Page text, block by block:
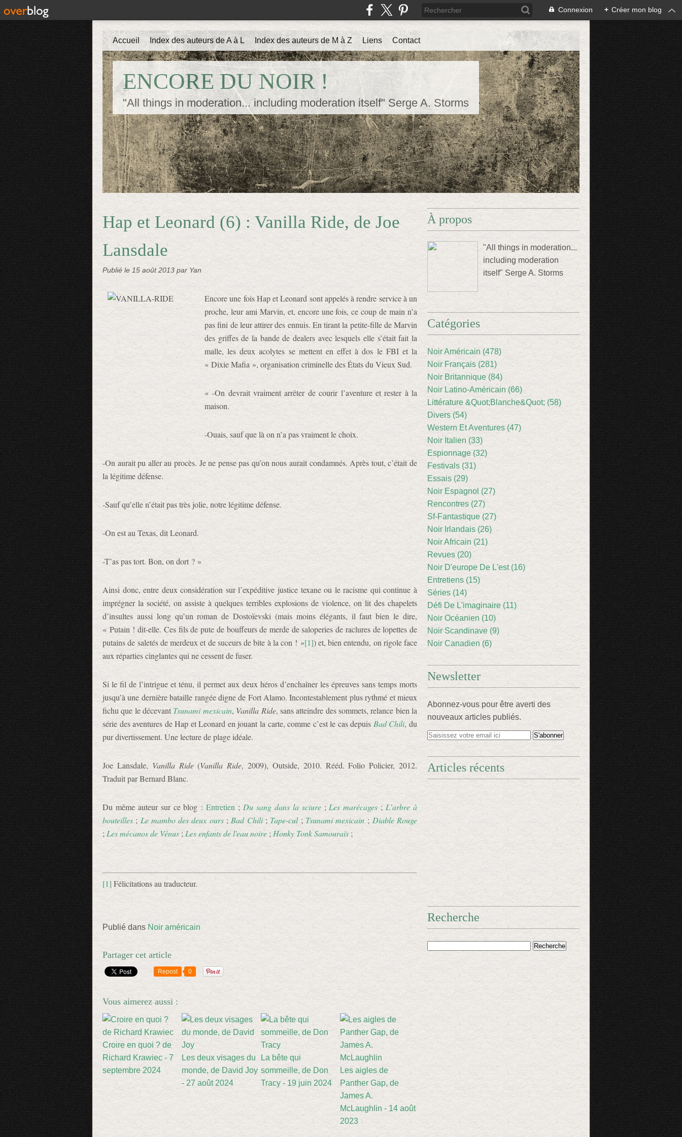
Connexion + Créer mon blog
ENCORE DU NOIR !
"All things in moderation... including moderation itself" Serge A. Storms
Accueil Index des auteurs de A à L Index des auteurs de M à Z Liens Contact
Hap et Leonard (6) : Vanilla Ride, de Joe
Lansdale
Publié le 15 août 2013 par Yan
Encore une fois Hap et Leonard sont appelés à rendre service à un
proche, leur ami Marvin, et, encore une fois, ce coup de main n’a
pas fini de leur attirer des ennuis. En tirant la petite-fille de Marvin
des griffes de la bande de dealers avec lesquels elle s’était fait la
malle, les deux acolytes se mettent en effet à dos le FBI et la
« Dixie Mafia », organisation criminelle des États du Vieux Sud.
« -On devrait vraiment arrêter de courir l’aventure et rester à la
maison.
-Ouais, sauf que là on n’a pas vraiment le choix.
-On aurait pu aller au procès. Je ne pense pas qu’on nous aurait condamnés. Après tout, c’était de
la légitime défense.
-Sauf qu’elle n’était pas très jolie, notre légitime défense.
-On est au Texas, dit Leonard.
-T’as pas tort. Bon, on dort ? »
Ainsi donc, entre deux considération sur l’expéditive justice texane ou le racisme qui continue à
imprégner la société, on assiste à quelques terribles explosions de violence, on lit des chapelets
d’insultes aussi long qu’un roman de Dostoïevski (mais moins élégants, il faut bien le dire,
« Putain ! dit-elle. Ces fils de pute de bouffeurs de merde de saloperies de raclures de lopettes de
putains de saletés de merdeux et de suceurs de bite à la con ! »[1]) et, bien entendu, on rigole face
aux réparties cinglantes qui ne cessent de fuser.
Si le fil de l’intrigue et ténu, il permet aux deux héros d’enchaîner les épreuves sans temps morts
jusqu’à une dernière bataille rangée digne de Fort Alamo. Incontestablement plus rythmé et mieux
fichu que le décevantTsunami mexicain, Vanilla Ride, sans atteindre des sommets, relance bien la
série des aventures de Hap et Leonard en jouant la carte, comme c’est le cas depuis Bad Chili, du
pur divertissement. Une lecture de plage idéale.
Joe Lansdale, Vanilla Ride(Vanilla Ride, 2009), Outside, 2010. Rééd. Folio Policier, 2012.
Traduit par Bernard Blanc.
Du même auteur sur ce blog :Entretien ; Du sang dans la sciure; Les marécages ; L’arbre à
bouteilles ; Le mambo des deux ours; Bad Chili; Tape-cul; Tsunami mexicain ; Diable Rouge
; Les mécanos de Vénus ; Les enfants de l'eau noire ; Honky Tonk Samouraïs ;
[1] Félicitations au traducteur.
Publié dans Noir américain
Partager cet article
Repost 0
Vous aimerez aussi :
Croire en quoi ? de
Richard Krawiec - 7
septembre 2024
Les deux visages du
monde, de David Joy
- 27 août 2024
La bête qui
sommeille, de Don
Tracy - 19 juin 2024
Les aigles de
Panther Gap, de
James A.
McLaughlin - 14 août
2023
À propos
"All things in moderation...
including moderation
itself" Serge A. Storms
Catégories
Noir Américain (478)
Noir Français (281)
Noir Britannique (84)
Noir Latino-Américain (66)
Littérature &Quot;Blanche&Quot; (58)
Divers (54)
Western Et Aventures (47)
Noir Italien (33)
Espionnage (32)
Festivals (31)
Essais (29)
Noir Espagnol (27)
Rencontres (27)
Sf-Fantastique (27)
Noir Irlandais (26)
Noir Africain (21)
Revues (20)
Noir D'europe De L'est (16)
Entretiens (15)
Séries (14)
Défi De L'imaginaire (11)
Noir Océanien (10)
Noir Scandinave (9)
Noir Canadien (6)
Newsletter
Abonnez-vous pour être averti des
nouveaux articles publiés.
Articles récents
Recherche